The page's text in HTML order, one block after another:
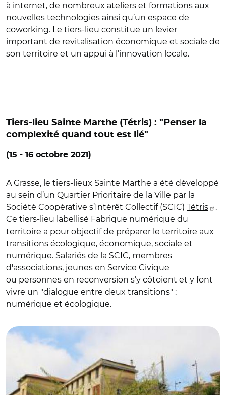
à internet, de nombreux ateliers et formations aux
nouvelles technologies ainsi qu’un espace de
coworking. Le tiers-lieu constitue un levier
important de revitalisation économique et sociale de
son territoire et un appui à l’innovation locale.
Tiers-lieu Sainte Marthe (Tétris) : "Penser la
complexité quand tout est lié"
(15 - 16 octobre 2021)
A Grasse, le tiers-lieux Sainte Marthe a été développé
au sein d’un Quartier Prioritaire de la Ville par la
Société Coopérative s’Intérêt Collectif (SCIC) Tétris
.
Ce tiers-lieu labellisé Fabrique numérique du
territoire a pour objectif de préparer le territoire aux
transitions écologique, économique, sociale et
numérique. Salariés de la SCIC, membres
d'associations, jeunes en Service Civique
ou personnes en reconversion s’y côtoient et y font
vivre un "dialogue entre deux transitions" :
numérique et écologique.